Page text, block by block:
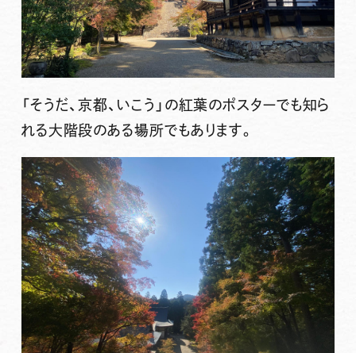
「そうだ、京都、いこう」の紅葉のポスターでも知ら
れる大階段のある場所でもあります。